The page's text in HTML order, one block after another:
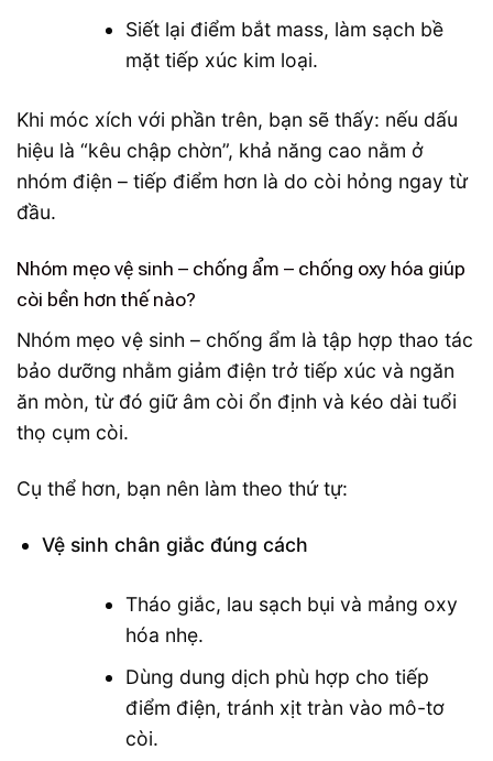
Siết lại điểm bắt mass, làm sạch bề
mặt tiếp xúc kim loại.
Khi móc xích với phần trên, bạn sẽ thấy: nếu dấu
hiệu là “kêu chập chờn”, khả năng cao nằm ở
nhóm điện – tiếp điểm hơn là do còi hỏng ngay từ
đầu.
Nhóm mẹo vệ sinh – chống ẩm – chống oxy hóa giúp
còi bền hơn thế nào?
Nhóm mẹo vệ sinh – chống ẩm là tập hợp thao tác
bảo dưỡng nhằm giảm điện trở tiếp xúc và ngăn
ăn mòn, từ đó giữ âm còi ổn định và kéo dài tuổi
thọ cụm còi.
Cụ thể hơn, bạn nên làm theo thứ tự:
Vệ sinh chân giắc đúng cách
Tháo giắc, lau sạch bụi và mảng oxy
hóa nhẹ.
Dùng dung dịch phù hợp cho tiếp
điểm điện, tránh xịt tràn vào mô-tơ
còi.